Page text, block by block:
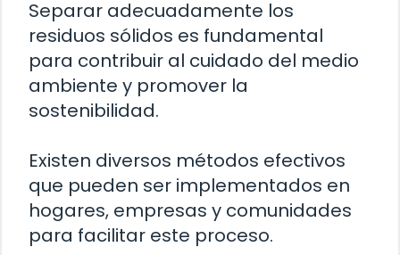
Separar adecuadamente los
residuos sólidos es fundamental
para contribuir al cuidado del medio
ambiente y promover la
sostenibilidad.
Existen diversos métodos efectivos
que pueden ser implementados en
hogares, empresas y comunidades
para facilitar este proceso.